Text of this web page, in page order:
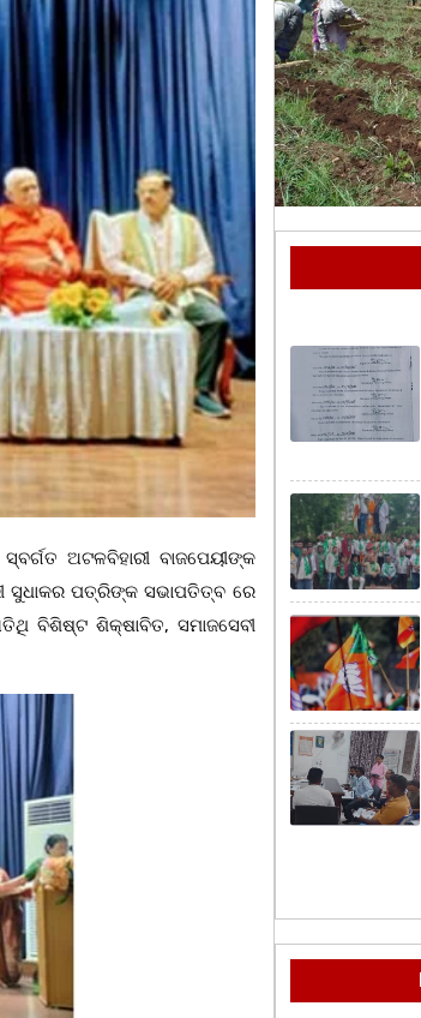
ଅଟଳବିହାରୀ ବାଜପେୟୀଙ୍କ
ସୁଧାକର ପତ୍ରିଙ୍କ ସଭାପତିତ୍ବ ରେ
ବିଶିଷ୍ଟ ଶିକ୍ଷାବିତ, ସମାଜସେବୀ